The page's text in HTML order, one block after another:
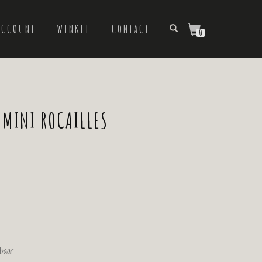
WINKEL CONTACT 0
ROCAILLES